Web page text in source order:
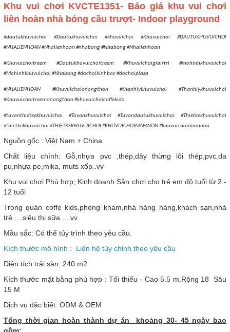
Khu vui chơi KVCTE1351- Báo giá khu vui chơi
liên hoàn nhà bóng cầu trượt- Indoor playground
#dautukhuvuichoi #Dautukhuvuichoi #khuvuichoi #Khuvuichoi #DAUTUKHUVUICHOI
#NHALIENHOAN #Nhalienhoan #nhabong #Nhabong #Nhalienhoan
#Khuvuichoitreem #Dautukhuvuichoitreem #Khuvuichoigiairtri #mohinhkhuvuichoi
#Mohinhkhuvuichoi #Nhabong #dochoikinhbac #dochoiplaza
#NHALIENHOAN #Khuvuichoionongthon #thanhlykhuvuichoi #Thanhlykhuvuichoi
#Khuvuichoitreemonongthon #khuvuichoicoffekids
#tuvanthietkekhuvuichoi #Tuvankhuvuichoi #Tuvandautukhuvuichoi #Thietkekhuvuichoi
#thietkekhuvuichoi #THIETKEKHUVUICHOI #KHUVUICHOIMAMNON #khuvuichoimamnon
Nguồn gốc : Việt Nam + China
Chất liệu chính: Gỗ,nhựa pvc ,thép,dây thừng lõi thép,pvc,da
pu,nhựa pe,mika, muts xốp..vv
Khu vui chơi Phù hợp; Kinh doanh Sân chơi cho trẻ em độ tuổi từ 2 -
12 tuổi
Trong quán coffe kids,phòng khám,nhà hàng hàng,khách sạn,nhà
trẻ ....siêu thị sữa ....vv
Mầu sắc: Có thể tủy trình theo yêu cầu.
Kích thước mô hình : Liên hệ tùy chỉnh theo yêu cầu
Diện tích trải sàn: 240 m2
Kích thước mặt bằng phù hợp : Tối thiểu - Cao 5.5 m.Rộng 18 Sâu
15 M
Dịch vụ đặc biết: ODM & OEM
Tổng thời gian hoàn thành dự án khoảng 30- 45 ngày bao
gồm: